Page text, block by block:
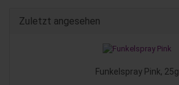
Zuletzt angesehen
Funkelspray Pink, 25g